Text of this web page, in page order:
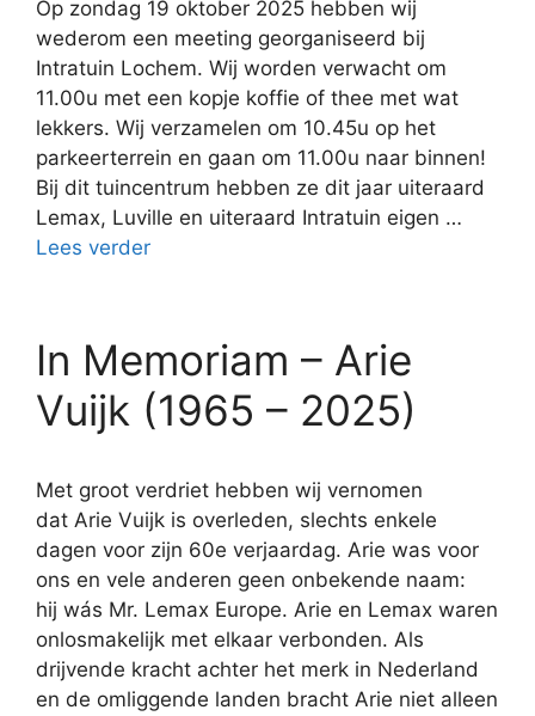
Op zondag 19 oktober 2025 hebben wij
wederom een meeting georganiseerd bij
Intratuin Lochem. Wij worden verwacht om
11.00u met een kopje koffie of thee met wat
lekkers. Wij verzamelen om 10.45u op het
parkeerterrein en gaan om 11.00u naar binnen!
Bij dit tuincentrum hebben ze dit jaar uiteraard
Lemax, Luville en uiteraard Intratuin eigen …
Lees verder
In Memoriam – Arie
Vuijk (1965 – 2025)
Met groot verdriet hebben wij vernomen
dat Arie Vuijk is overleden, slechts enkele
dagen voor zijn 60e verjaardag. Arie was voor
ons en vele anderen geen onbekende naam:
hij wás Mr. Lemax Europe. Arie en Lemax waren
onlosmakelijk met elkaar verbonden. Als
drijvende kracht achter het merk in Nederland
en de omliggende landen bracht Arie niet alleen